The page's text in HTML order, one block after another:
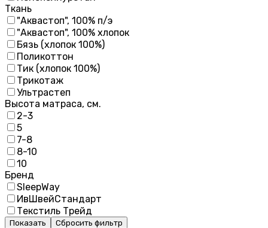
Ткань
"Аквастоп", 100% п/э
"Аквастоп", 100% хлопок
Бязь (хлопок 100%)
Поликоттон
Тик (хлопок 100%)
Трикотаж
Ультрастеп
Высота матраса, см.
2-3
5
7-8
8-10
10
Бренд
SleepWay
ИвШвейСтандарт
Текстиль Трейд
Показать Сбросить фильтр